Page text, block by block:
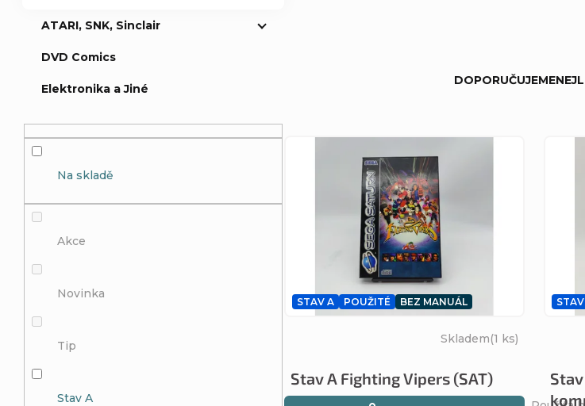
ATARI, SNK, Sinclair
DVD Comics
Elektronika a Jiné
Na skladě
Akce
Novinka
Tip
Stav A
p
o
DOPORUČUJEME
s
r
STAV A POUŽITÉ BEZ MANUÁL
Stav A Fighting Vipers (SAT)
Skladem(1 ks)
Stav